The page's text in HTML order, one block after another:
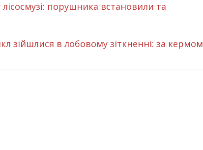
порушника встановили та
зійшлися в лобовому зіткненні: за кермом